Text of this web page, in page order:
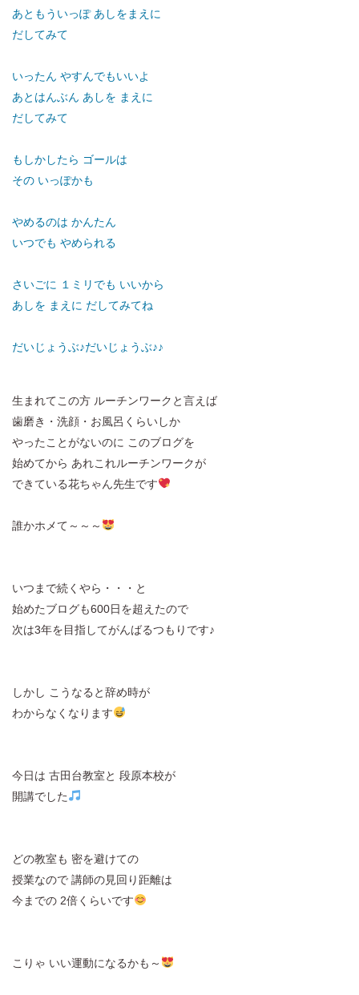
あともういっぽ あしをまえに
だしてみて
いったん やすんでもいいよ
あとはんぶん あしを まえに
だしてみて
もしかしたら ゴールは
その いっぽかも
やめるのは かんたん
いつでも やめられる
さいごに １ミリでも いいから
あしを まえに だしてみてね
だいじょうぶ♪だいじょうぶ♪♪
生まれてこの方 ルーチンワークと言えば
歯磨き・洗顔・お風呂くらいしか
やったことがないのに このブログを
始めてから あれこれルーチンワークが
できている花ちゃん先生です
誰かホメて～～～
いつまで続くやら・・・と
始めたブログも600日を超えたので
次は3年を目指してがんばるつもりです♪
しかし こうなると辞め時が
わからなくなります
今日は 古田台教室と 段原本校が
開講でした
どの教室も 密を避けての
授業なので 講師の見回り距離は
今までの 2倍くらいです
こりゃ いい運動になるかも～